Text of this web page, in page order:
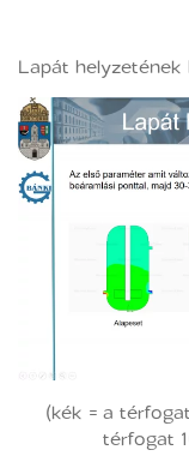
Lapát helyzetének
(kék = a
térfogat